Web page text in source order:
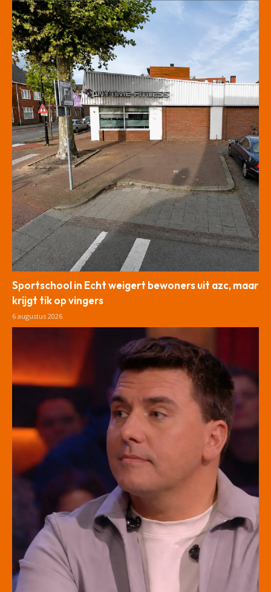
Sportschool in Echt weigert bewoners uit azc, maar
krijgt tik op vingers
6 augustus 2026